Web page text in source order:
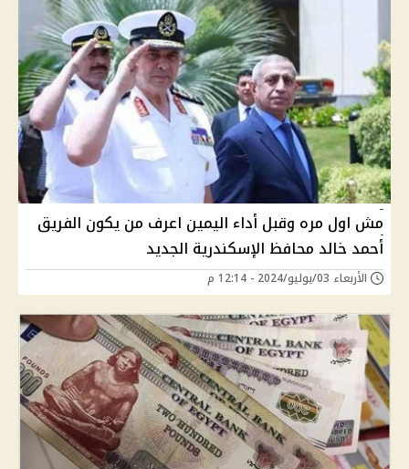
مش اول مره وقبل أداء اليمين اعرف من يكون الفريق
أحمد خالد محافظ الإسكندرية الجديد
الأربعاء 03/يوليو/2024 - 12:14 م